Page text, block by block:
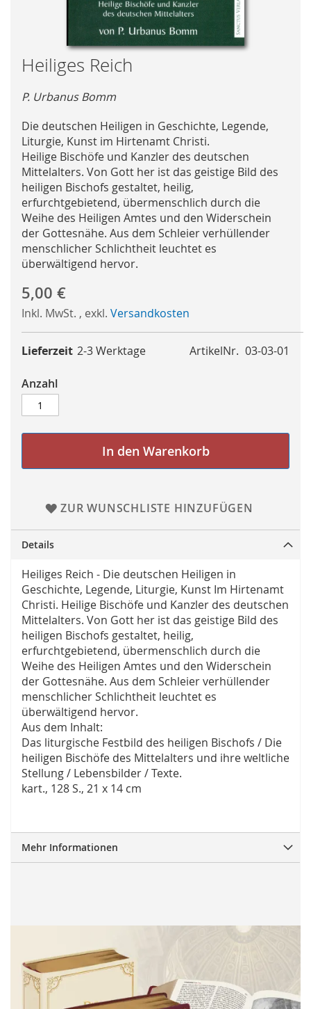
Skip
to
the
beginning
of
the
images
gallery
Heiliges Reich
P. Urbanus Bomm
Die deutschen Heiligen in Geschichte, Legende,
Liturgie, Kunst im Hirtenamt Christi.
Heilige Bischöfe und Kanzler des deutschen
Mittelalters. Von Gott her ist das geistige Bild des
heiligen Bischofs gestaltet, heilig,
erfurchtgebietend, übermenschlich durch die
Weihe des Heiligen Amtes und den Widerschein
der Gottesnähe. Aus dem Schleier verhüllender
menschlicher Schlichtheit leuchtet es
überwältigend hervor.
5,00 €
Inkl. MwSt. , exkl. Versandkosten
ArtikelNr. 03-03-01
Lieferzeit 2-3 Werktage
Anzahl
In den Warenkorb
ZUR WUNSCHLISTE HINZUFÜGEN
Details
Heiliges Reich - Die deutschen Heiligen in
Geschichte, Legende, Liturgie, Kunst Im Hirtenamt
Christi. Heilige Bischöfe und Kanzler des deutschen
Mittelalters. Von Gott her ist das geistige Bild des
heiligen Bischofs gestaltet, heilig,
erfurchtgebietend, übermenschlich durch die
Weihe des Heiligen Amtes und den Widerschein
der Gottesnähe. Aus dem Schleier verhüllender
menschlicher Schlichtheit leuchtet es
überwältigend hervor.
Aus dem Inhalt:
Das liturgische Festbild des heiligen Bischofs / Die
heiligen Bischöfe des Mittelalters und ihre weltliche
Stellung / Lebensbilder / Texte.
kart., 128 S., 21 x 14 cm
Mehr Informationen